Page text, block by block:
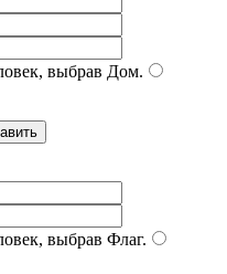
выбрав Дом.
выбрав Флаг.